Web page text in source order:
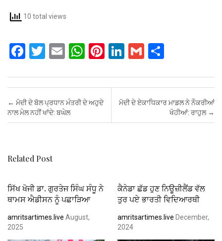
10 total views
F
ce
b
o
T
tt
er
E
ail
W
at
s
Pi
er
es
Li
ke
dI
G
ail ar
e
Post navigation
← ਮੋਦੀ ਦੇ ਬੋਲ ਪ੍ਰਧਾਨ ਮੰਤਰੀ ਦੇ ਅਹੁਦੇ
ਨਾਲ ਮੇਲ ਨਹੀਂ ਖਾਂਦੇ: ਬਘੇਲ
ਮੋਦੀ ਦੇ ਏਕਾਧਿਕਾਰ ਮਾਡਲ ਨੇ ਨੌਕਰੀਆਂ
ਖੋਹੀਆਂ: ਰਾਹੁਲ →
Related Post
ਸਿੱਖ ਖੋਜੀ ਡਾ. ਗੁਰਤੇਜ ਸਿੰਘ ਸੰਧੂ ਨੇ
ਥਾਮਸ ਐਡੀਸਨ ਨੂੰ ਪਛਾੜਿਆ
amritsartimes.live August,
2025
ਕੈਨੇਡਾ ਛੱਡ ਹੁਣ ਨਿਊਜ਼ੀਲੈਂਡ ਵੱਲ
ਤੁਰ ਪਏ ਭਾਰਤੀ ਵਿਦਿਆਰਥੀ
amritsartimes.live December,
2024